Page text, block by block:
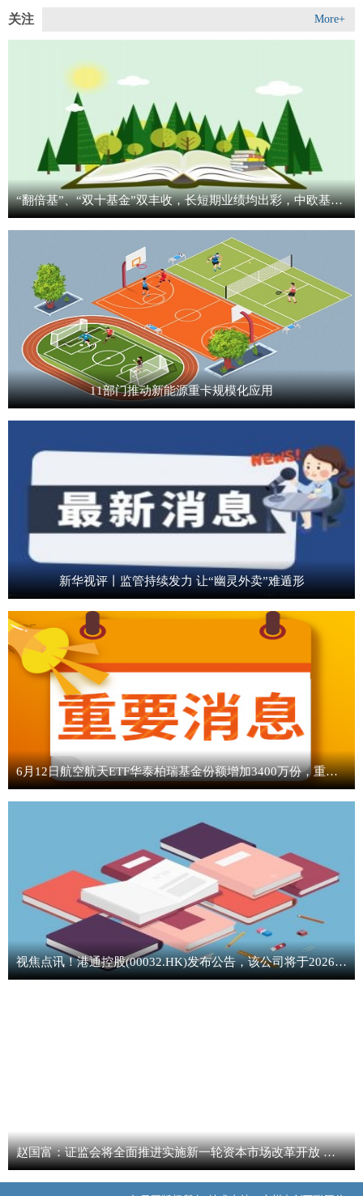
关注 More+
“翻倍基”、“双十基金”双丰收，长短期业绩均出彩，中欧基金投研实力硬核兑现-观天下
11部门推动新能源重卡规模化应用
新华视评丨监管持续发力 让“幽灵外卖”难遁形
6月12日航空航天ETF华泰柏瑞基金份额增加3400万份，重仓股航发动力、航天电子、中国卫星
视焦点讯！港通控股(00032.HK)发布公告，该公司将于2026年7月13日派发第一季度中期股息每股0.06港元
赵国富：证监会将全面推进实施新一轮资本市场改革开放 进一步发挥科创板改革“试验田”作用